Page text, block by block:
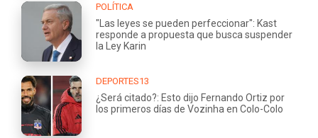
POLÍTICA
"Las leyes se pueden perfeccionar": Kast
responde a propuesta que busca suspender
la Ley Karin
DEPORTES13
¿Será citado?: Esto dijo Fernando Ortiz por
los primeros días de Vozinha en Colo-Colo